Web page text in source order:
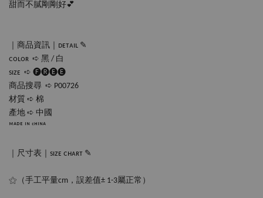
甜而不膩剛剛好💕
｜商品資訊｜ᴅᴇᴛᴀɪʟ ✎
ᴄᴏʟᴏʀ  ➪ 黑 / 白
sɪᴢᴇ  ➪ 🅕🅡🅔🅔
商品搜尋  ➪ P00726
材質 ➪ 棉
產地 ➪ 中國
ᴹᴬᴰᴱ ᴵᴺ ᶜᴴᴵᴺᴬ
｜尺寸表｜sɪᴢᴇ ᴄʜᴀʀᴛ ✎
⚝（手工平量cm，誤差值± 1-3屬正常）